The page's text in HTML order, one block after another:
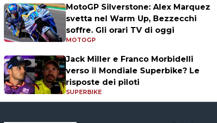
MotoGP Silverstone: Alex Marquez
svetta nel Warm Up, Bezzecchi
soffre. Gli orari TV di oggi
MOTOGP
Jack Miller e Franco Morbidelli
verso il Mondiale Superbike? Le
risposte dei piloti
SUPERBIKE